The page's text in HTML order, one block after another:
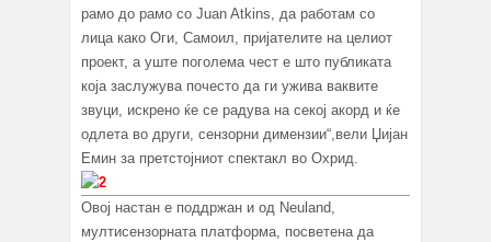
рамо до рамо со Juan Atkins, да работам со
лица како Оги, Самоил, пријателите на целиот
проект, а уште поголема чест е што публиката
која заслужува почесто да ги ужива ваквите
звуци, искрено ќе се радува на секој акорд и ќе
одлета во други, сензорни димензии“,вели Џијан
Емин за претстојниот спектакл во Охрид.
Овој настан е поддржан и од Neuland,
мултисензорната платформа, посветена да